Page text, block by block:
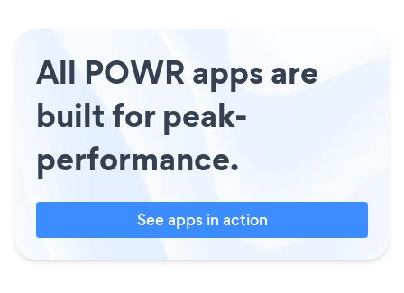
All POWR apps are
built for peak-
performance.
See apps in action